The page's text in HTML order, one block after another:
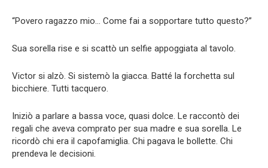
“Povero ragazzo mio… Come fai a sopportare tutto questo?”
Sua sorella rise e si scattò un selfie appoggiata al tavolo.
Victor si alzò. Si sistemò la giacca. Batté la forchetta sul
bicchiere. Tutti tacquero.
Iniziò a parlare a bassa voce, quasi dolce. Le raccontò dei
regali che aveva comprato per sua madre e sua sorella. Le
ricordò chi era il capofamiglia. Chi pagava le bollette. Chi
prendeva le decisioni.